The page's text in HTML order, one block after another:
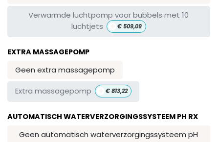
Verwarmde luchtpomp voor bubbels met 10
luchtjets
€509,09
EXTRA MASSAGEPOMP
Geen extra massagepomp
Extra massagepomp €813,22
AUTOMATISCH WATERVERZORGINGSSYSTEEM PH RX
Geen automatisch waterverzorgingssysteem pH